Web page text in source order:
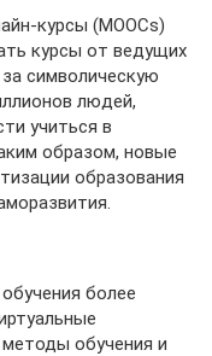
курсы (MOOCs)
курсы от ведущих
символическую
людей,
учиться в
образом, новые
образования
более
обучения и